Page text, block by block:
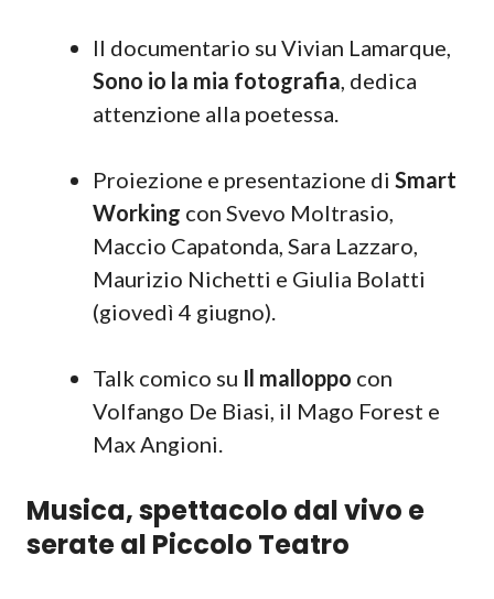
Il documentario su Vivian Lamarque,
Sono io la mia fotografia, dedica
attenzione alla poetessa.
Proiezione e presentazione di Smart
Working con Svevo Moltrasio,
Maccio Capatonda, Sara Lazzaro,
Maurizio Nichetti e Giulia Bolatti
(giovedì 4 giugno).
Talk comico su Il malloppo con
Volfango De Biasi, il Mago Forest e
Max Angioni.
Musica, spettacolo dal vivo e
serate al Piccolo Teatro